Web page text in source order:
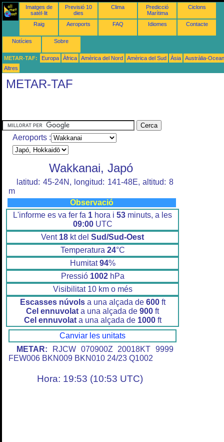
Imatges de
satèl·lit
Previsió 10
dies
Clima
Predicció
Marítima
Ciclons
Raig Aeroports FAQ Idiomes Contacte
Notícies Sobre
METAR-TAF: Europa Àfrica Amèrica del Nord Amèrica del Sud Àsia
Austràlia-
Altres
METAR-TAF
Aeroports :
Wakkanai, Japó
latitud: 45-24N, longitud: 141-48E, altitud: 8
m
Observació
L'informe es va fer fa 1 hora i 53 minuts, a les
09:00UTC
Vent 18 kt del Sud/Sud-Oest
Temperatura 24°C
Humitat94%
Pressió 1002hPa
Visibilitat 10 km o més
Escasses núvolsa una alçada de 600ft
Cel ennuvolat a una alçada de 900 ft
Cel ennuvolata una alçada de 1000ft
Canviar les unitats
METAR: RJCW 070900Z 20018KT 9999
FEW006 BKN009 BKN010 24/23 Q1002
Hora: 19:53 (10:53 UTC)